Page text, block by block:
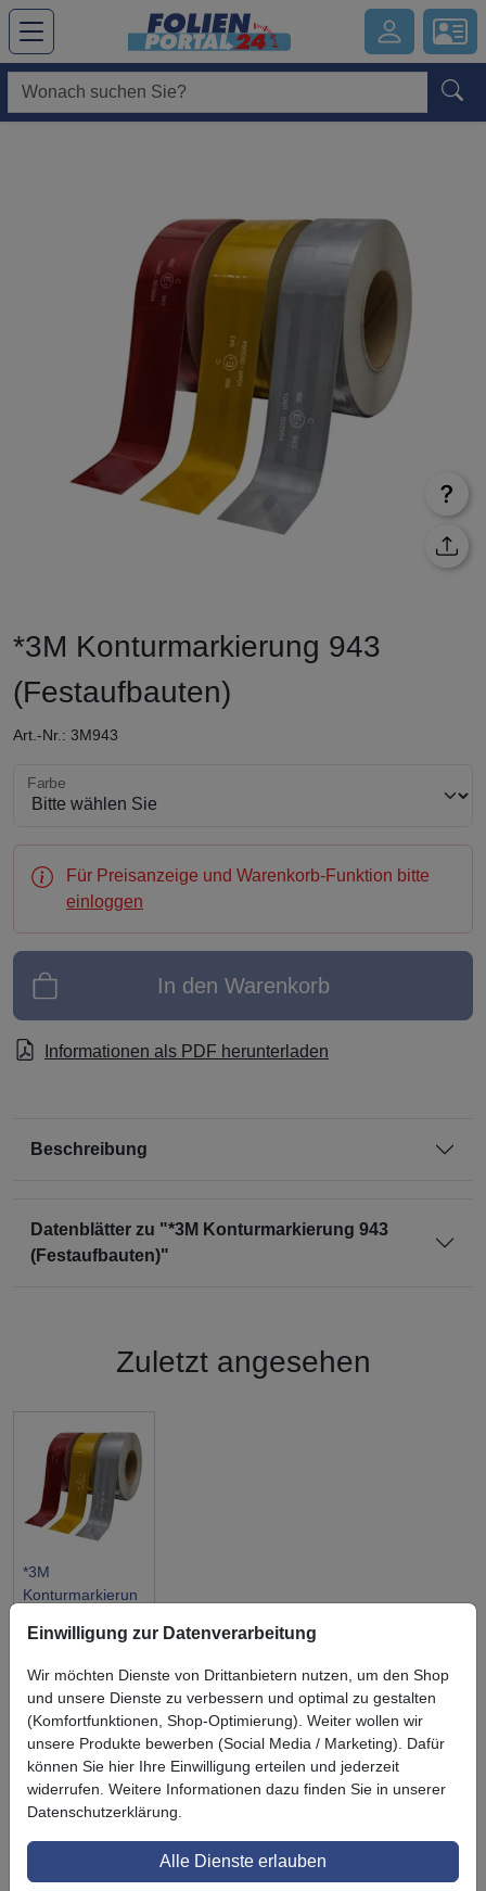
Hauptregion der Seite anspringen
*3M Konturmarkierung 943
(Festaufbauten)
Art.-Nr.: 3M943
Farbe wählen
Farbe
Für Preisanzeige und Warenkorb-Funktion bitte
einloggen
In den Warenkorb
Informationen als PDF herunterladen
Beschreibung
Datenblätter zu "*3M Konturmarkierung 943
(Festaufbauten)"
Zuletzt angesehen
*3M
Konturmarkierun
(Festaufbauten)
Symbol
Vorteil
Ihre Vorteile bei uns
Preisschutz für unsere Kunden
Einwilligung zur Datenverarbeitung
Wir möchten Dienste von Drittanbietern nutzen, um den Shop
und unsere Dienste zu verbessern und optimal zu gestalten
(Komfortfunktionen, Shop-Optimierung). Weiter wollen wir
unsere Produkte bewerben (Social Media / Marketing). Dafür
können Sie hier Ihre Einwilligung erteilen und jederzeit
widerrufen. Weitere Informationen dazu finden Sie in unserer
Datenschutzerklärung.
Alle Dienste erlauben